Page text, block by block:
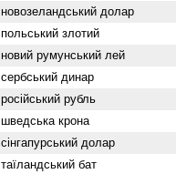
ново­зеландський долар
польський злотий
новий румунський лей
сербський динар
російський рубль
шведська крона
сінгапурський долар
таїландський бат